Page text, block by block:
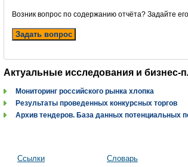
Возник вопрос по содержанию отчёта? Задайте
Задать вопрос
Актуальные исследования и бизнес-
Мониторинг российского рынка хлопка
Результаты проведенных конкурсных торгов
Архив тендеров. База данных потенциальных
Ссылки Словарь